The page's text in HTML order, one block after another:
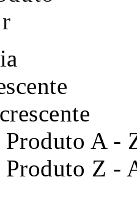
Produto A -
Produto Z -